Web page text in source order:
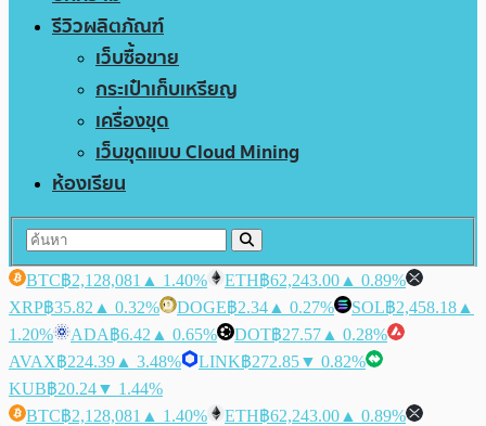
รีวิวผลิตภัณฑ์
เว็บซื้อขาย
กระเป๋าเก็บเหรียญ
เครื่องขุด
เว็บขุดแบบ Cloud Mining
ห้องเรียน
BTC฿2,128,081 ▲ 1.40% ETH฿62,243.00 ▲ 0.89%
XRP฿35.82 ▲ 0.32% DOGE฿2.34 ▲ 0.27% SOL฿2,458.18 ▲
1.20%
ADA฿6.42 ▲ 0.65% DOT฿27.57 ▲ 0.28%
AVAX฿224.39 ▲ 3.48% LINK฿272.85▼ 0.82%
KUB฿20.24▼ 1.44%
BTC฿2,128,081 ▲ 1.40% ETH฿62,243.00 ▲ 0.89%